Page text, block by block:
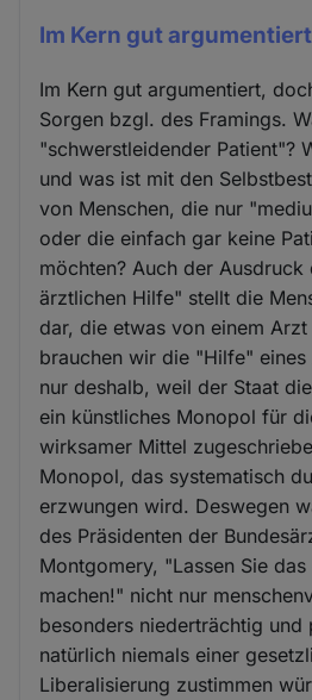
Im Kern gut
Im Kern gut argumentiert,
Sorgen bzgl. des Framings.
"schwerstleidender Patient"?
und was ist mit den
von Menschen, die nur
oder die einfach gar keine
möchten? Auch der
ärztlichen Hilfe" stellt die
dar, die etwas von einem
brauchen wir die "Hilfe"
nur deshalb, weil der Staat
ein künstliches Monopol für
wirksamer Mittel
Monopol, das systematisch
erzwungen wird. Deswegen
des Präsidenten der
Montgomery, "Lassen Sie
machen!" nicht nur
besonders niederträchtig und
natürlich niemals einer
Liberalisierung zustimmen